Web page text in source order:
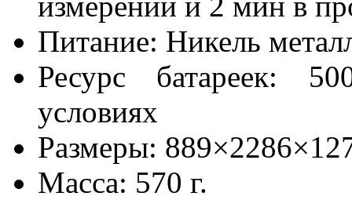
Питание: Никель
Ресурс батареек:
условиях
Размеры:
Масса: 570 г.